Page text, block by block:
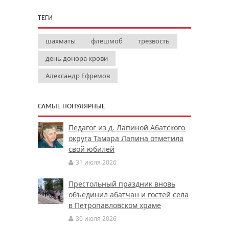
ТЕГИ
шахматы флешмоб
трезвость
день донора крови
Александр Ефремов
САМЫЕ ПОПУЛЯРНЫЕ
Педагог из д. Лапиной Абатского
округа Тамара Лапина отметила
свой юбилей
31 июля 2026
Престольный праздник вновь
объединил абатчан и гостей села
в Петропавловском храме
30 июля 2026